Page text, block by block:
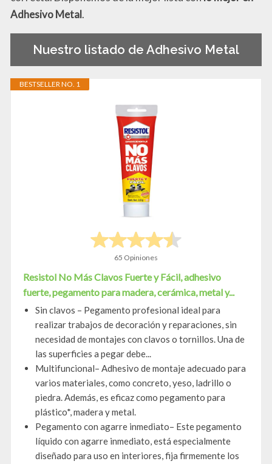
Adhesivo Metal.
Nuestro listado de Adhesivo Metal
BESTSELLER NO. 1
65 Opiniones
Resistol No Más Clavos Fuerte y Fácil, adhesivo
fuerte, pegamento para madera, cerámica, metal y...
Sin clavos – Pegamento profesional ideal para
realizar trabajos de decoración y reparaciones, sin
necesidad de montajes con clavos o tornillos. Una de
las superficies a pegar debe...
Multifuncional– Adhesivo de montaje adecuado para
varios materiales, como concreto, yeso, ladrillo o
piedra. Además, es eficaz como pegamento para
plástico*, madera y metal.
Pegamento con agarre inmediato– Este pegamento
líquido con agarre inmediato, está especialmente
diseñado para uso en interiores, fija firmemente los